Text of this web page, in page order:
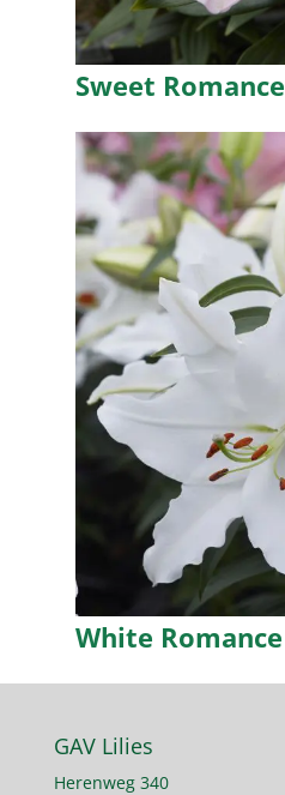
Sweet Romance
White Romance
GAV Lilies
Herenweg 340